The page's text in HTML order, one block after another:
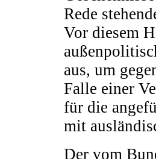
Rede
Vor diesem
aus, um
Falle einer
für die
mit
Der vom